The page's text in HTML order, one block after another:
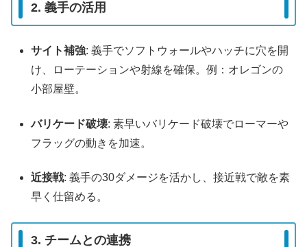
2. 義手の活用
サイト補強: 義手でソフトウォールやハッチに穴を開
け、ローテーションや射線を確保。例：オレゴンの
小部屋壁。
バリケード破壊: 素早いバリケード破壊でローマーや
フラッグの動きを加速。
近接戦: 義手の30ダメージを活かし、接近戦で敵を素
早く仕留める。
3. チームとの連携